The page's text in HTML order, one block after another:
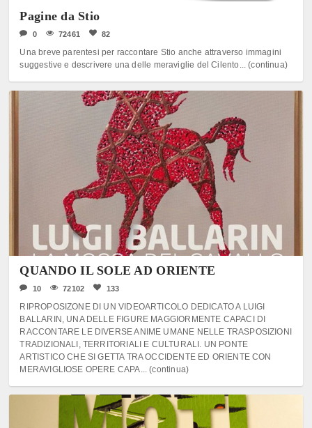
Pagine da Stio
0 72461 82
Una breve parentesi per raccontare Stio anche attraverso immagini
suggestive e descrivere una delle meraviglie del Cilento... (continua)
QUANDO IL SOLE AD ORIENTE
10 72102 133
RIPROPOSIZONE DI UN VIDEOARTICOLO DEDICATO A LUIGI
BALLARIN, UNA DELLE FIGURE MAGGIORMENTE CAPACI DI
RACCONTARE LE DIVERSE ANIME UMANE NELLE TRASPOSIZIONI
TRADIZIONALI, TERRITORIALI E CULTURALI. UN PONTE
ARTISTICO CHE SI GETTA TRA OCCIDENTE ED ORIENTE CON
MERAVIGLIOSE OPERE CAPA... (continua)